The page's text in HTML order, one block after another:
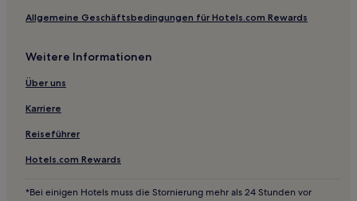
Allgemeine Geschäftsbedingungen für Hotels.com Rewards
Weitere Informationen
Über uns
Karriere
Reiseführer
Hotels.com Rewards
*Bei einigen Hotels muss die Stornierung mehr als 24 Stunden vor